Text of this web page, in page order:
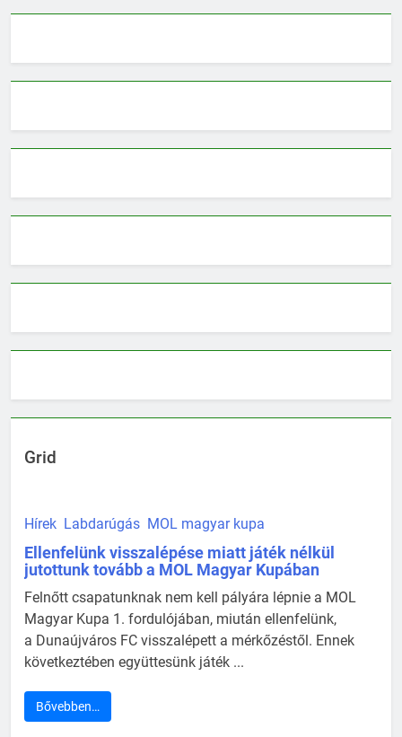
Grid
Hírek Labdarúgás MOL magyar kupa
Ellenfelünk visszalépése miatt játék nélkül
jutottunk tovább a MOL Magyar Kupában
Felnőtt csapatunknak nem kell pályára lépnie a MOL
Magyar Kupa 1. fordulójában, miután ellenfelünk,
a Dunaújváros FC visszalépett a mérkőzéstől. Ennek
következtében együttesünk játék ...
Bővebben…